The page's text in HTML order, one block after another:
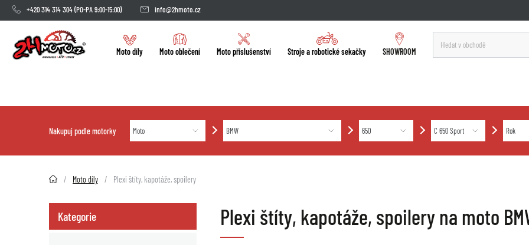
+420 314 314 304(PO-PA 9:00-15:00) info@2hmoto.cz
Moto díly Moto oblečení Moto příslušenství Stroje a robotické sekačky SHOWROOM
Nakupuj podle motorky
2HMOTO.cz Moto díly Plexi štíty, kapotáže, spoilery
Kategorie Plexi štíty, kapotáže, spoilery na moto